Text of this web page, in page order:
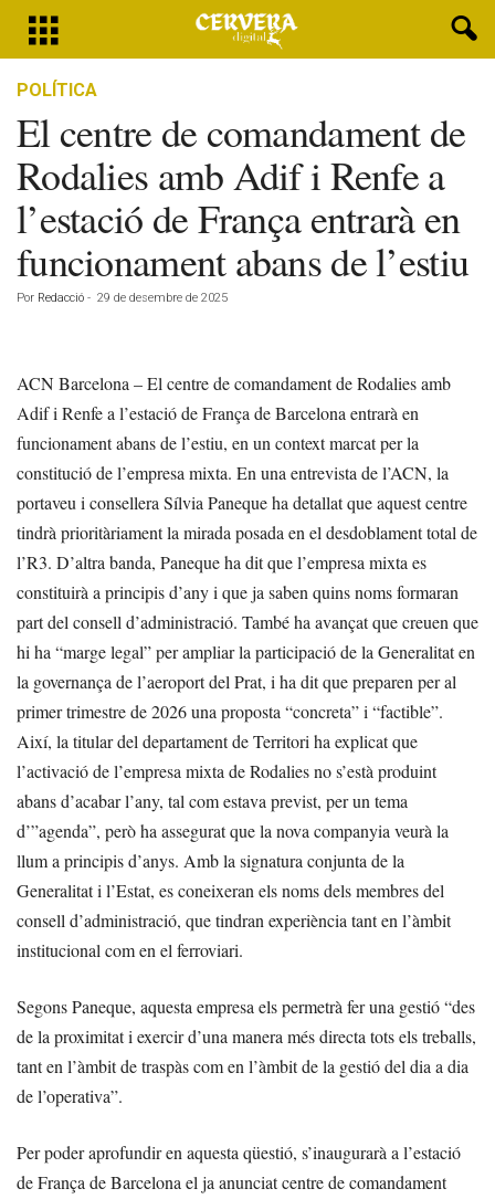
POLÍTICA
El centre de comandament de
Rodalies amb Adif i Renfe a
l’estació de França entrarà en
funcionament abans de l’estiu
Por Redacció - 29 de desembre de 2025
ACN Barcelona – El centre de comandament de Rodalies amb
Adif i Renfe a l’estació de França de Barcelona entrarà en
funcionament abans de l’estiu, en un context marcat per la
constitució de l’empresa mixta. En una entrevista de l’ACN, la
portaveu i consellera Sílvia Paneque ha detallat que aquest centre
tindrà prioritàriament la mirada posada en el desdoblament total de
l’R3. D’altra banda, Paneque ha dit que l’empresa mixta es
constituirà a principis d’any i que ja saben quins noms formaran
part del consell d’administració. També ha avançat que creuen que
hi ha “marge legal” per ampliar la participació de la Generalitat en
la governança de l’aeroport del Prat, i ha dit que preparen per al
primer trimestre de 2026 una proposta “concreta” i “factible”.
Així, la titular del departament de Territori ha explicat que
l’activació de l’empresa mixta de Rodalies no s’està produint
abans d’acabar l’any, tal com estava previst, per un tema
d’”agenda”, però ha assegurat que la nova companyia veurà la
llum a principis d’anys. Amb la signatura conjunta de la
Generalitat i l’Estat, es coneixeran els noms dels membres del
consell d’administració, que tindran experiència tant en l’àmbit
institucional com en el ferroviari.
Segons Paneque, aquesta empresa els permetrà fer una gestió “des
de la proximitat i exercir d’una manera més directa tots els treballs,
tant en l’àmbit de traspàs com en l’àmbit de la gestió del dia a dia
de l’operativa”.
Per poder aprofundir en aquesta qüestió, s’inaugurarà a l’estació
de França de Barcelona el ja anunciat centre de comandament